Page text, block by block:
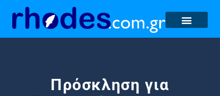
Πρόσκληση για